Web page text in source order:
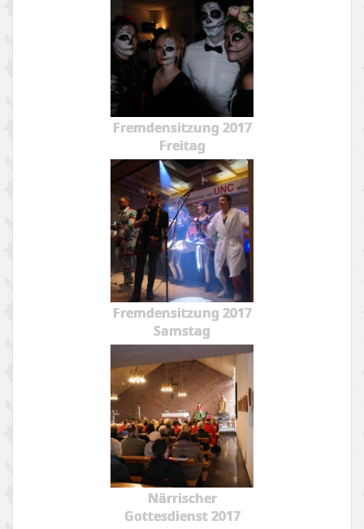
Fremdensitzung 2017
Freitag
Fremdensitzung 2017
Samstag
Närrischer
Gottesdienst 2017